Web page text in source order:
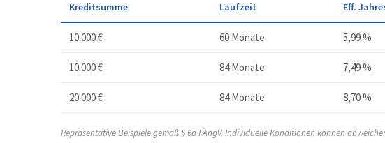
Kreditsumme Laufzeit Eff.
10.000 € 60 Monate 5,99 %
10.000 € 84 Monate 7,49 %
20.000 € 84 Monate 8,70 %
Repräsentative Beispiele gemäß § 6a PAngV. Individuelle Konditionen können